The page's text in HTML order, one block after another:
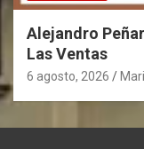
Alejandro
Las Ventas
6 agosto, 2026